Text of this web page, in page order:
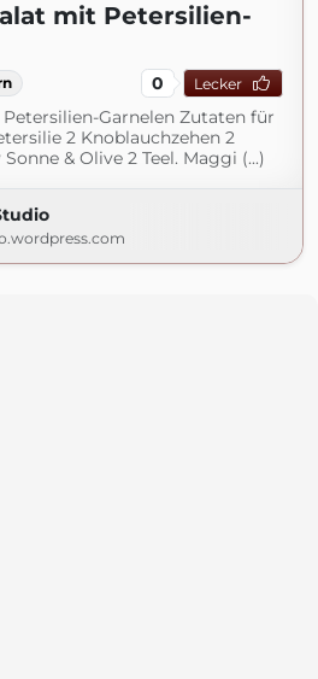
mit Petersilien-
0 Lecker
Garnelen Zutaten für
2 Knoblauchzehen 2
& Olive 2 Teel. Maggi (...)